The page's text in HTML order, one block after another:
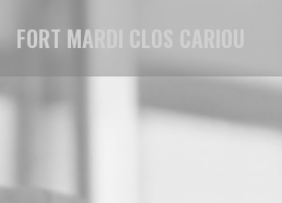
FORT MARDI CLOS CARIOU